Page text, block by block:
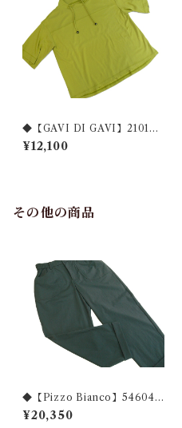
◆【GAVI DI GAVI】21016
綿100%強撚フライスカットソ
ー◆
¥12,100
その他の商品
◆【Pizzo Bianco】54604
ナイロンストレッチ ギンガム
プリントパンツ◆
¥20,350